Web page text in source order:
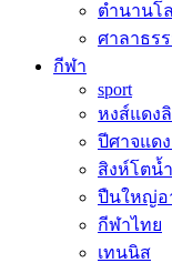
ตำนานโ
ศาลาธร
กีฬา
sport
หงส์แดงลิ
ปีศาจแด
สิงห์โตน้
ปืนใหญ่อ
กีฬาไทย
เทนนิส